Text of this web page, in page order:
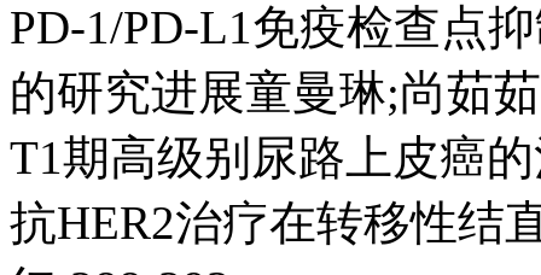
PD-1/PD-L1免疫检查点
的研究进展童曼琳;尚茹
T1期高级别尿路上皮癌
抗HER2治疗在转移性结